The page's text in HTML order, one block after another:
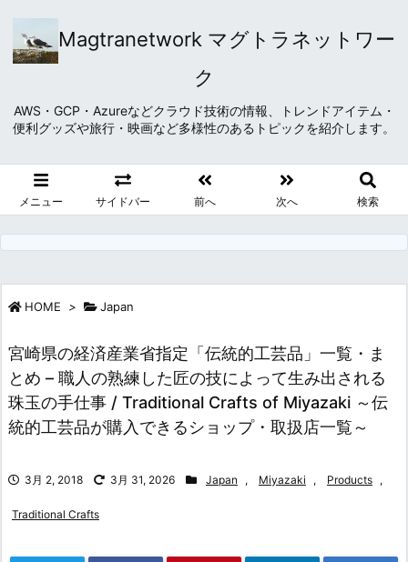
Magtranetwork マグトラネットワー
ク
AWS・GCP・Azureなどクラウド技術の情報、トレンドアイテム・
便利グッズや旅行・映画など多様性のあるトピックを紹介します。
メニュー サイドバー 前へ 次へ 検索
HOME > Japan
宮崎県の経済産業省指定「伝統的工芸品」一覧・ま
とめ – 職人の熟練した匠の技によって生み出される
珠玉の手仕事 / Traditional Crafts of Miyazaki ～伝
統的工芸品が購入できるショップ・取扱店一覧～
3月 2, 2018 3月 31, 2026 Japan , Miyazaki , Products ,
Traditional Crafts